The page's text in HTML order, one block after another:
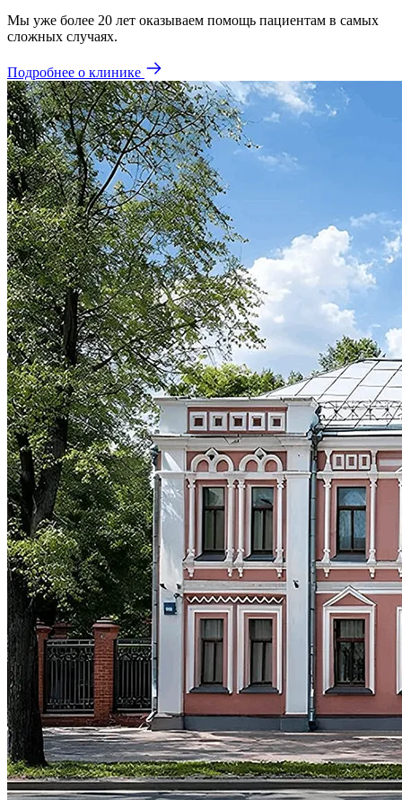
Мы уже более 20 лет оказываем помощь пациентам в самых
сложных случаях.
Подробнее о клинике